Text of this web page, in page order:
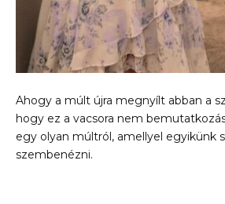
Ahogy a múlt újra megnyílt abban a
hogy ez a vacsora nem
egy olyan múltról, amellyel egyikünk
szembenézni.